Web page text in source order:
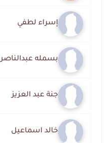
إسراء لطفي
بسمله عبدالناصر
جنة عبد العزيز
خالد اسماعيل